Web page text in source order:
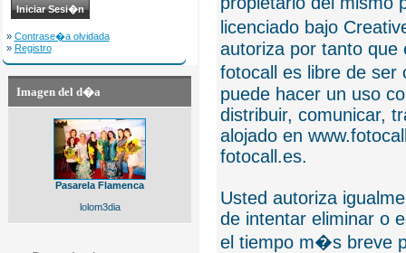
» Contrase�a olvidada
» Registro
Imagen del d�a
Pasarela Flamenca
lolom3dia
licenciado bajo
autoriza por tanto que
fotocall es libre de
puede hacer un uso
distribuir, comunicar,
alojado en
fotocall.es.
Usted autoriza
de intentar eliminar o
el tiempo m�s breve